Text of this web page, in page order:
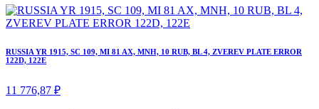
RUSSIA YR 1915, SC 109, MI 81 AX, MNH, 10 RUB, BL 4, ZVEREV PLATE ERROR
122D, 122E
11 776,87 ₽